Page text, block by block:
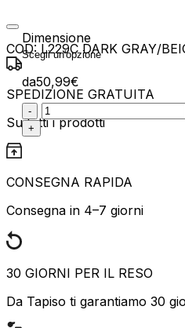
Dimensione
da50,99€
:product_name quantity
-
+
COD: L229C DARK GRAY/
SPEDIZIONE GRATUITA
Su tutti i prodotti
CONSEGNA RAPIDA
Consegna in 4–7 giorni
30 GIORNI PER IL RESO
Da Tapiso ti garantiamo 30